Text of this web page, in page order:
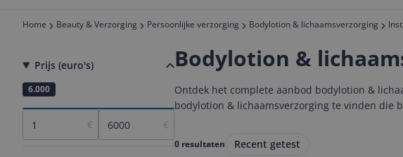
Er zijn
Er zijn
Home Beauty & Verzorging Persoonlijke verzorging Bodylotion & lichaamsverzorging
Prijs (euro's)
1
6.000
€ €
Bodylotion &
Ontdek het complete aanbod bodylotion &
bodylotion & lichaamsverzorging te vinden die
0 resultaten Recent getest